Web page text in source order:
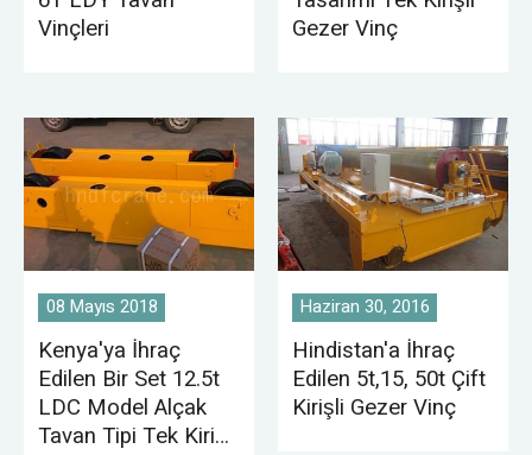
Vinçleri
Gezer Vinç
08 Mayıs 2018
Kenya'ya İhraç
Edilen Bir Set 12.5t
LDC Model Alçak
Tavan Tipi Tek Kirişli
Haziran 30, 2016
Hindistan'a İhraç
Edilen 5t,15, 50t Çift
Kirişli Gezer Vinç